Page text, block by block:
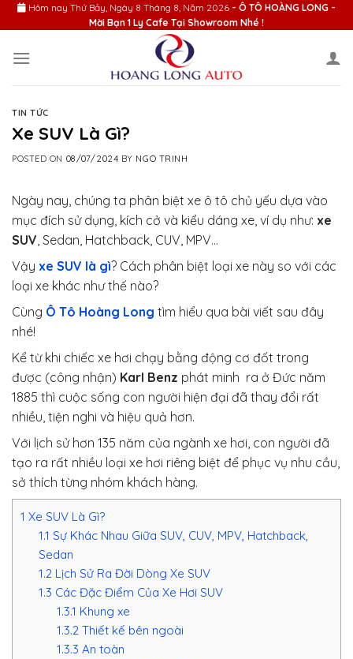
Skip
to
Hôm nay Thứ Bảy, Ngày 8 Tháng 8, Năm 2026 - Ô TÔ HOÀNG LONG -
Mời Bạn 1 Ly Cafe Tại Showroom Nhé !
TIN TỨC
Xe SUV Là Gì?
POSTED ON 08/07/2024 BY NGO TRINH
Ngày nay, chúng ta phân biệt xe ô tô chủ yếu dựa vào
mục đích sử dụng, kích cở và kiểu dáng xe, ví dụ như: xe
SUV , Sedan, Hatchback, CUV, MPV…
Vậy xe SUV là gì? Cách phân biệt loại xe này so với các
loại xe khác như thế nào?
Cùng Ô Tô Hoàng Long tìm hiểu qua bài viết sau đây
nhé!
Kể từ khi chiếc xe hơi chạy bằng động cơ đốt trong
được (công nhận) Karl Benz phát minh ra ở Đức năm
1885 thì cuộc sống con người hiện đại đã thay đổi rất
nhiều, tiện nghi và hiệu quả hơn.
Với lịch sử hơn 135 năm của ngành xe hơi, con người đã
tạo ra rất nhiều loại xe hơi riêng biệt để phục vụ nhu cầu,
sở thích từng nhóm khách hàng.
1 Xe SUV Là Gì?
1.1 Sự Khác Nhau Giữa SUV, CUV, MPV, Hatchback,
Sedan
1.2 Lịch Sử Ra Đời Dòng Xe SUV
1.3 Các Đặc Điểm Của Xe Hơi SUV
1.3.1 Khung xe
1.3.2 Thiết kế bên ngoài
1.3.3 An toàn